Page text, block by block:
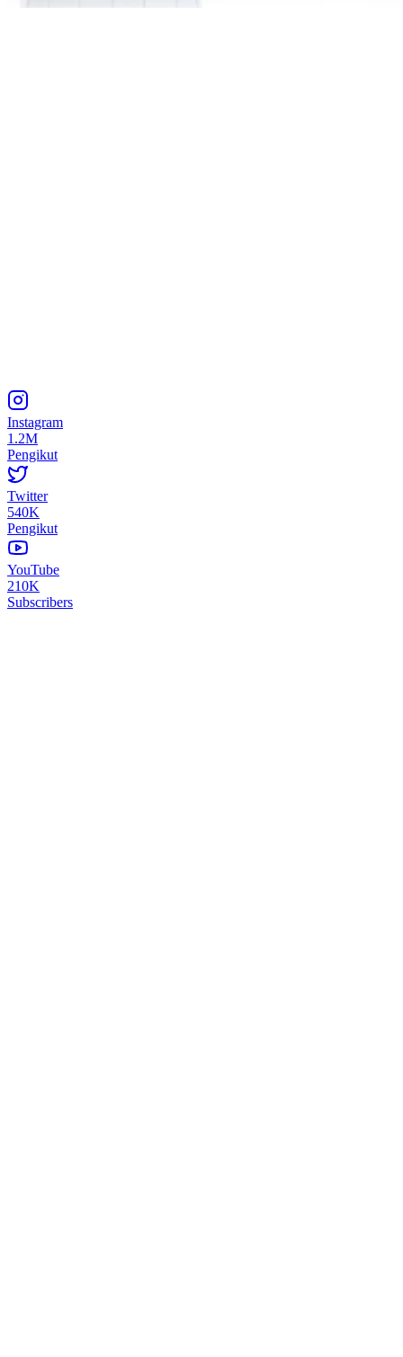
Instagram
1.2M
Pengikut
Twitter
540K
Pengikut
YouTube
210K
Subscribers